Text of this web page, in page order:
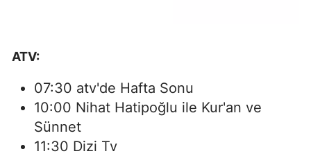
ATV:
07:30 atv'de Hafta Sonu
10:00 Nihat Hatipoğlu ile Kur'an ve
Sünnet
11:30 Dizi Tv